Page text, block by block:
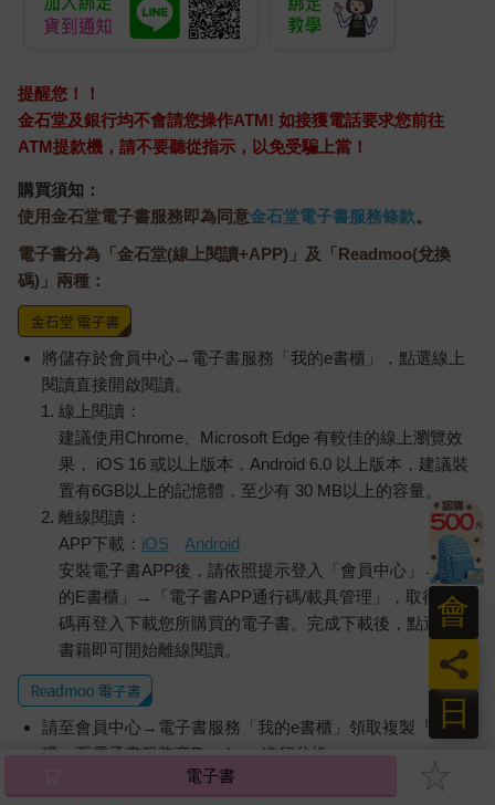
人，臨時起意前往姊姊家。姊姊住在四谷的津守坂附近，從大馬
路進去約一百公尺處。姊夫算是健三的表哥，所以原本也是姊姊
大一輪。姊夫曾在四谷區公所上班，後來辭職了，姊姊也不願搬
離這熟悉之地，所以儘管此處離姊夫現在的工作地點有些遠，兩
人還是住在原來的老房子。
四
潔癖，對骯髒與雜亂相當神經質，除非喘得太難受，她絕不會坐
著不動，總是在小房子裡轉來轉去擦擦抹抹。那靜不下來的粗俗
模樣，看在健三眼裡萬分不捨。
姊姊也很愛喋喋不休，而且說起話來一點氣質也沒有。健三每次
與她對坐，只能繃著一張臉默不吭聲。
與她說完話，健三總不免萌生這種感慨：
「因為她是我姊姊沒辦法。」
這天，健三一如往常看到姊姊束起和服袖子，在壁櫥裡翻找東
「哎呀，真難得，你居然來看我。來，這坐墊拿去坐。」
姊姊勸坐後，旋即去簷廊洗手。
健三趁姊姊不在，環顧客廳。看到橫楣掛著幼時看過的老舊匾
額，落款寫著「筒井憲」，想起十五六歲時，這裡的主人曾告訴
他，筒井憲是旗本出身的書法家，字寫得非常好。那時健三常來
這裡玩，總是「哥哥，哥哥」地叫這裡的主人。以年齡來說，兩
人是叔侄的差距，卻常在客廳玩相撲，頻頻挨姊姊的罵。兩人也
曾爬到屋頂摘無花果吃，將果皮扔到鄰家的院子裡，氣得鄰居找
上門理論。有一次主人騙他，說要買一個盒裝的羅盤送他，他等
了又等始終不見主人買來送他，對此也懷恨在心。此外也有過好
笑的事，有一次他和姊姊大吵一架，氣得下定決心就算姊姊來向
他道歉，也絕不原諒。偏偏等了又等，姊姊就是不來道歉。迫於
無奈，他只好厚著臉皮去姊姊家，可又不好意思進門，只好一聲
提醒您！！
金石堂及銀行均不會請您操作ATM! 如接獲電話要求您前往
ATM提款機，請不要聽從指示，以免受騙上當！
購買須知：
使用金石堂電子書服務即為同意金石堂電子書服務條款。
電子書分為「金石堂(線上閱讀+APP)」及「Readmoo(兌換
碼)」兩種：
將儲存於會員中心→電子書服務「我的e書櫃」，點選線上
閱讀直接開啟閱讀。
線上閱讀：
建議使用Chrome、Microsoft Edge 有較佳的線上瀏覽效
果， iOS 16 或以上版本，Android 6.0 以上版本，建議裝
置有6GB以上的記憶體，至少有 30 MB以上的容量。
離線閱讀：
APP下載： iOS
Android
安裝電子書APP後，請依照提示登入「會員中心」→「我
的E書櫃」→「電子書APP通行碼/載具管理」，取得通行
碼再登入下載您所購買的電子書。完成下載後，點選任一
書籍即可開始離線閱讀。
請至會員中心→電子書服務「我的e書櫃」領取複製『兌換
碼』至電子書服務商Readmoo進行兌換。
電子書
日
員
會